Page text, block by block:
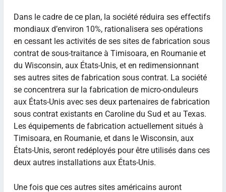
Dans le cadre de ce plan, la société réduira ses effectifs
mondiaux d’environ 10%, rationalisera ses opérations
en cessant les activités de ses sites de fabrication sous
contrat de sous-traitance à Timisoara, en Roumanie et
du Wisconsin, aux États-Unis, et en redimensionnant
ses autres sites de fabrication sous contrat. La société
se concentrera sur la fabrication de micro-onduleurs
aux États-Unis avec ses deux partenaires de fabrication
sous contrat existants en Caroline du Sud et au Texas.
Les équipements de fabrication actuellement situés à
Timisoara, en Roumanie, et dans le Wisconsin, aux
États-Unis, seront redéployés pour être utilisés dans ces
deux autres installations aux États-Unis.
Une fois que ces autres sites américains auront